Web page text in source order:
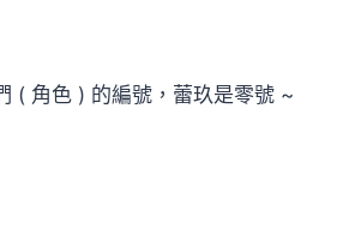
( 角色 ) 的編號，蕾玖是零號 ~